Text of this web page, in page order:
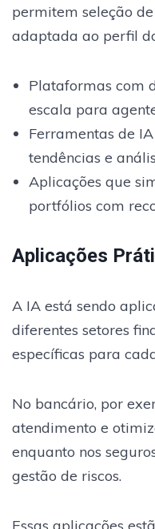
permitem seleção
adaptada ao perfil
Plataformas com
escala para
Ferramentas de
tendências e
Aplicações que
portfólios com
Aplicações
A IA está sendo
diferentes setores
específicas para
No bancário, por
atendimento e
enquanto nos
gestão de riscos.
Essas aplicações